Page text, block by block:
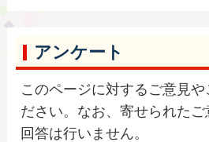
アンケート
このページに対するご意見や
ださい。なお、寄せられた
回答は行いません。